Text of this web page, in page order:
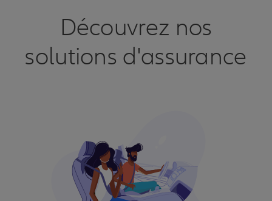
Découvrez nos
solutions d'assurance